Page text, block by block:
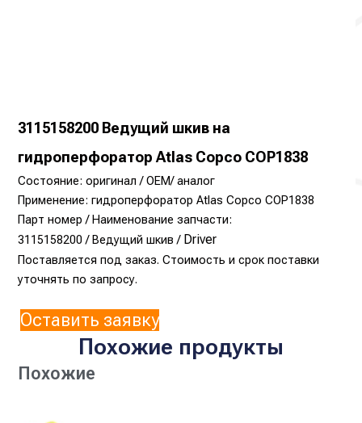
3115158200 Ведущий шкив на
гидроперфоратор Atlas Copco COP1838
Состояние: оригинал / OEM/ аналог
Применение: гидроперфоратор Atlas Copco COP1838
Парт номер / Наименование запчасти:
3115158200 / Ведущий шкив / Driver
Поставляется под заказ. Стоимость и срок поставки
уточнять по запросу.
Оставить заявку
Похожие продукты
Похожие